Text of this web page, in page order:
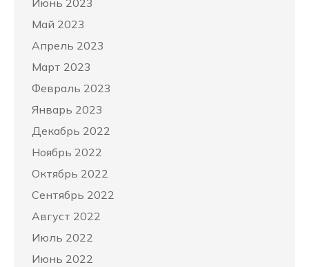
Июнь 2023
Май 2023
Апрель 2023
Март 2023
Февраль 2023
Январь 2023
Декабрь 2022
Ноябрь 2022
Октябрь 2022
Сентябрь 2022
Август 2022
Июль 2022
Июнь 2022